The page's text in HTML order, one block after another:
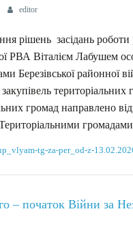
editor
рішень засідань роботи
РВА Віталієм Лабушем
Березівської районної
громад направлено
Територіальними
tg-za-per_od-z-
– початок Війни за